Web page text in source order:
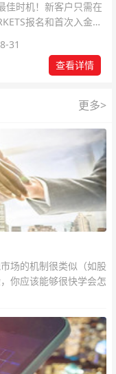
佳时机！新客户只需在
报名和首次入金即
31
查看详情
更多>
场的机制很类似（如股
你应该能够很快学会怎